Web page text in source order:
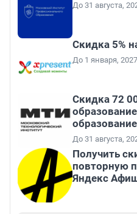
До 31 августа,
Скидка 5%
До 1 января, 2027
Скидка 72
До 31 августа,
Получить
повторную
Яндекс